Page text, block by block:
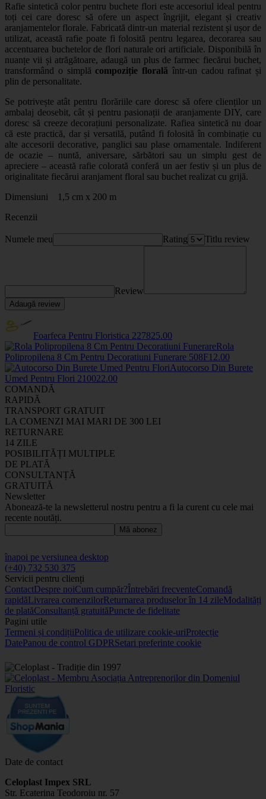
Rafie sintetică color pentru buchete flori este accesoriul ideal pentru
toți cei care doresc să ofere un aspect îngrijit, elegant și creativ
aranjamentelor florale. Fabricată dintr-un material rezistent și ușor de
utilizat, această rafie poate fi folosită pentru legarea, decorarea sau
accentuarea buchetelor de flori naturale ori artificiale. Disponibilă în
nuanțe vii și atrăgătoare, adaugă un plus de farmec fiecărui buchet,
transformând o simplă compoziție florală într-un cadou rafinat și
plin de personalitate.
Se potrivește atât pentru florăriile care doresc să ofere clienților un
ambalaj deosebit, cât și pentru pasionații de aranjamente DIY, care
doresc să creeze decorațiuni personalizate. Rafiea sintetică nu doar
că este practică, dar și versatilă, putând fi folosită în combinație cu
alte accesorii decorative, panglici sau plase ornamentale. Indiferent
de ocazie – nuntă, aniversare, sărbători sau un simplu gest de
apreciere – această rafie colorată conferă un aer festiv și un plus de
originalitate fiecărui aranjament floral sau buchet realizat cu grijă.
Dimensiuni 1,5 cm x 200 m
Recenzii
Numele meu Rating Titlu review
Review
Adaugă review
Foarfeca Pentru Floristica 227825.00
Rola
Polipropilena 8 Cm Pentru Decoratiuni Funerare 508F12.00
Autocorso Din Burete
Umed Pentru Flori 210022.00
COMANDĂ
RAPIDĂ
TRANSPORT GRATUIT
LA COMENZI MAI MARI DE 300 LEI
RETURNARE
14 ZILE
POSIBILITĂȚI MULTIPLE
DE PLATĂ
CONSULTANȚĂ
GRATUITĂ
Newsletter
Abonează-te la newsletterul nostru pentru a fi la curent cu cele mai
recente noutăți.
Mă abonez
înapoi pe versiunea desktop
(+40) 732 530 375
Servicii pentru clienți
ContactDespre noiCum cumpăr?Întrebări frecventeComandă
rapidăLivrarea comenzilorReturnarea produselor în 14 zileModalități
de platăConsultanță gratuităPuncte de fidelitate
Pagini utile
Termeni și condițiiPolitica de utilizare cookie-uriProtecție
DatePanou de control GDPRSetari preferinte cookie
Date de contact
Celoplast Impex SRL
Str. Ecaterina Teodoroiu nr. 57